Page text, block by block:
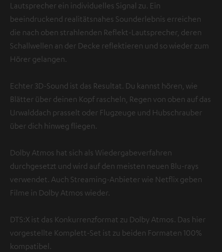
Lautsprecher ein individuelles Signal zu. Ein
beeindruckend realitätsnahes Sounderlebnis erreichen
die nach oben strahlenden Reflekt-Lautsprecher, deren
Schallwellen an der Decke reflektieren und so wieder zum
Hörer gelangen.
Echter 3D-Sound ist das Resultat. Du kannst hören, wie
Blätter über deinen Kopf rascheln, Regen von oben auf das
Urwalddach prasselt oder Flugzeuge und Hubschrauber
über dich hinweg fliegen.
Dolby Atmos hat sich als Wiedergabeverfahren
durchgesetzt und wird auf den meisten neuen Blu-rays
verwendet. Auch Streaming-Anbieter wie Netflix geben
Filme in Dolby Atmos wieder.
DTS:X ist das Konkurrenzformat zu Dolby Atmos. Das hier
vorgestellte Komplett-Set ist zu beiden Formaten 100%
kompatibel.